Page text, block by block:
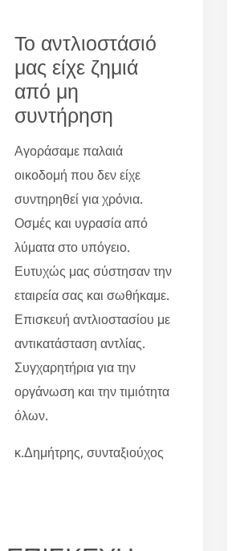
Το αντλιοστάσιό
μας είχε ζημιά
από μη
συντήρηση
Αγοράσαμε παλαιά
οικοδομή που δεν είχε
συντηρηθεί για χρόνια.
Οσμές και υγρασία από
λύματα στο υπόγειο.
Ευτυχώς μας σύστησαν την
εταιρεία σας και σωθήκαμε.
Επισκευή αντλιοστασίου με
αντικατάσταση αντλίας.
Συγχαρητήρια για την
οργάνωση και την τιμιότητα
όλων.
κ.Δημήτρης, συνταξιούχος